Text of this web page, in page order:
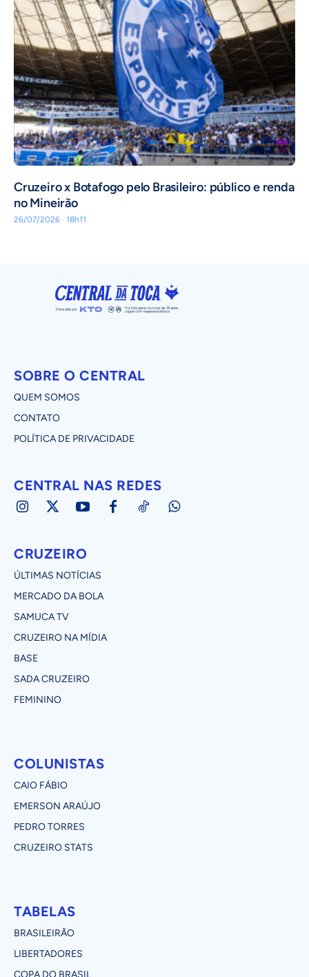
Cruzeiro x Botafogo pelo Brasileiro: público e renda
no Mineirão
26/07/2026 · 18h11
SOBRE O CENTRAL
QUEM SOMOS
CONTATO
POLÍTICA DE PRIVACIDADE
CENTRAL NAS REDES
CRUZEIRO
ÚLTIMAS NOTÍCIAS
MERCADO DA BOLA
SAMUCA TV
CRUZEIRO NA MÍDIA
BASE
SADA CRUZEIRO
FEMININO
COLUNISTAS
CAIO FÁBIO
EMERSON ARAÚJO
PEDRO TORRES
CRUZEIRO STATS
TABELAS
BRASILEIRÃO
LIBERTADORES